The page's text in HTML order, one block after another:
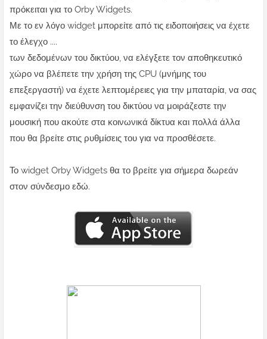
πρόκειται για το Orby Widgets.
Με το εν λόγο widget μπορείτε από τις ειδοποιήσεις να έχετε
το έλεγχο ....
των δεδομένων του δικτύου, να ελέγξετε τον αποθηκευτικό
χώρο να βλέπετε την χρήση της CPU (μνήμης του
επεξεργαστή) να έχετε λεπτομέρειες για την μπαταρία, να σας
εμφανίζει την διεύθυνση του δικτύου να μοιράζεστε την
μουσική που ακούτε στα κοινωνικά δίκτυα και πολλά άλλα
που θα βρείτε στις ρυθμίσεις του για να προσθέσετε.
Το widget Orby Widgets θα το βρείτε για σήμερα δωρεάν
στον σύνδεσμο εδώ.